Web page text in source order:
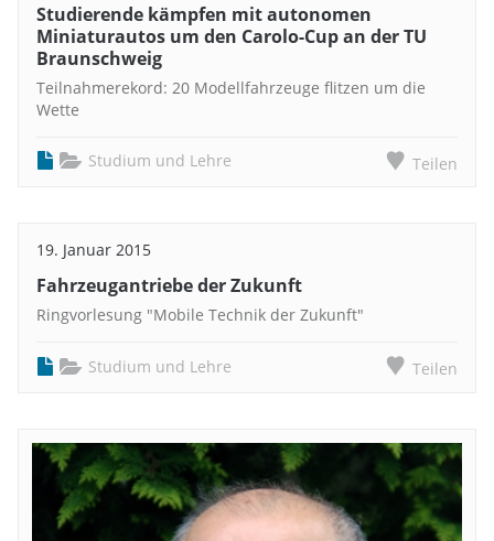
Studierende kämpfen mit autonomen
Miniaturautos um den Carolo-Cup an der TU
Braunschweig
Teilnahmerekord: 20 Modellfahrzeuge flitzen um die
Wette
Studium und Lehre Teilen
19. Januar 2015
Fahrzeugantriebe der Zukunft
Ringvorlesung "Mobile Technik der Zukunft"
Studium und Lehre Teilen